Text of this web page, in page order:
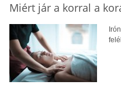
Miért jár a korral a